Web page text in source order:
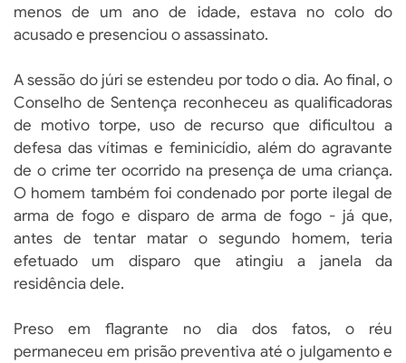
menos de um ano de idade, estava no colo do
acusado e presenciou o assassinato.
A sessão do júri se estendeu por todo o dia. Ao final, o
Conselho de Sentença reconheceu as qualificadoras
de motivo torpe, uso de recurso que dificultou a
defesa das vítimas e feminicídio, além do agravante
de o crime ter ocorrido na presença de uma criança.
O homem também foi condenado por porte ilegal de
arma de fogo e disparo de arma de fogo - já que,
antes de tentar matar o segundo homem, teria
efetuado um disparo que atingiu a janela da
residência dele.
Preso em flagrante no dia dos fatos, o réu
permaneceu em prisão preventiva até o julgamento e